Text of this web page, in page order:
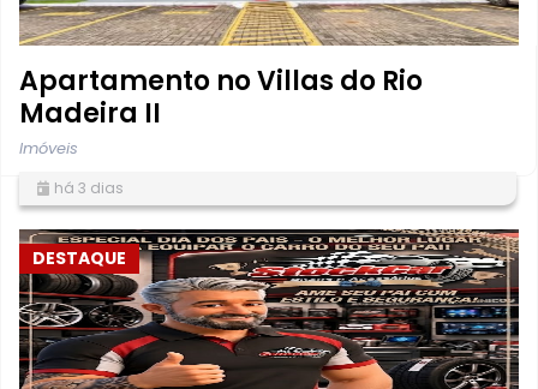
Apartamento no Villas do Rio
Madeira II
Imóveis
há 3 dias
DESTAQUE